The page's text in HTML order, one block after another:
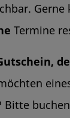
Gerne
Termine
Bitte